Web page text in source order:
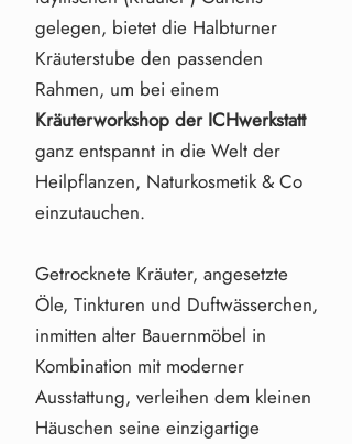
gelegen, bietet die Halbturner
Kräuterstube den passenden
Rahmen, um bei einem
Kräuterworkshop der ICHwerkstatt
ganz entspannt in die Welt der
Heilpflanzen, Naturkosmetik & Co
einzutauchen.
Getrocknete Kräuter, angesetzte
Öle, Tinkturen und Duftwässerchen,
inmitten alter Bauernmöbel in
Kombination mit moderner
Ausstattung, verleihen dem kleinen
Häuschen seine einzigartige